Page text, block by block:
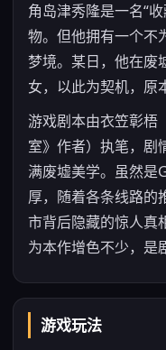
角岛津秀隆是一名“
物。但他拥有一个
梦境。某日，他在废
女，以此为契机，原
游戏剧本由衣笠彰梧
室》作者）执笔，剧
满废墟美学。虽然是
厚，随着各条线路的
市背后隐藏的惊人真
为本作增色不少，是
游戏玩法